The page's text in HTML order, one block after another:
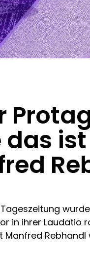
ist
in ihrer Laudatio